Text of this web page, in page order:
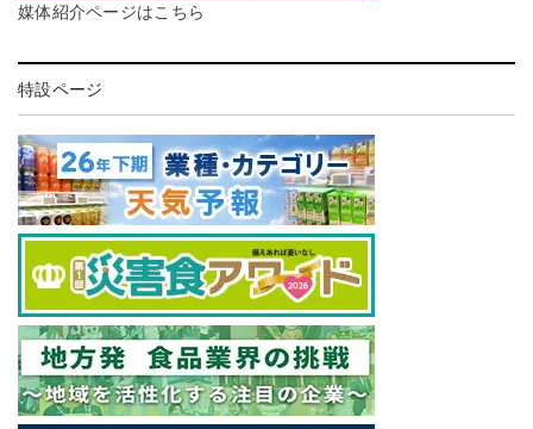
媒体紹介ページはこちら
特設ページ